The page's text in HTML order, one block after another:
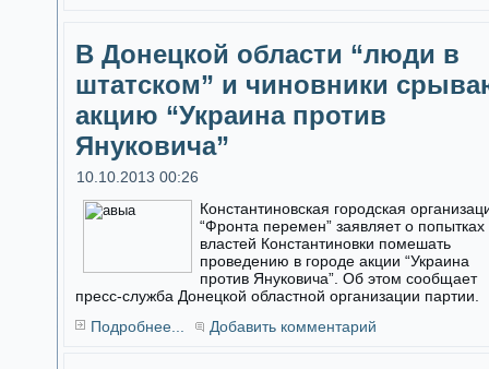
В Донецкой области “люди в
штатском” и чиновники
акцию “Украина против
Януковича”
10.10.2013 00:26
Константиновская городская
“Фронта перемен” заявляет о попытках
властей Константиновки помешать
проведению в городе акции “Украина
против Януковича”. Об этом сообщает
пресс-служба Донецкой областной организации партии.
Подробнее...
Добавить комментарий